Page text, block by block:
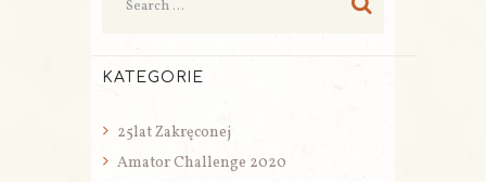
KATEGORIE
25lat Zakręconej
Amator Challenge 2020